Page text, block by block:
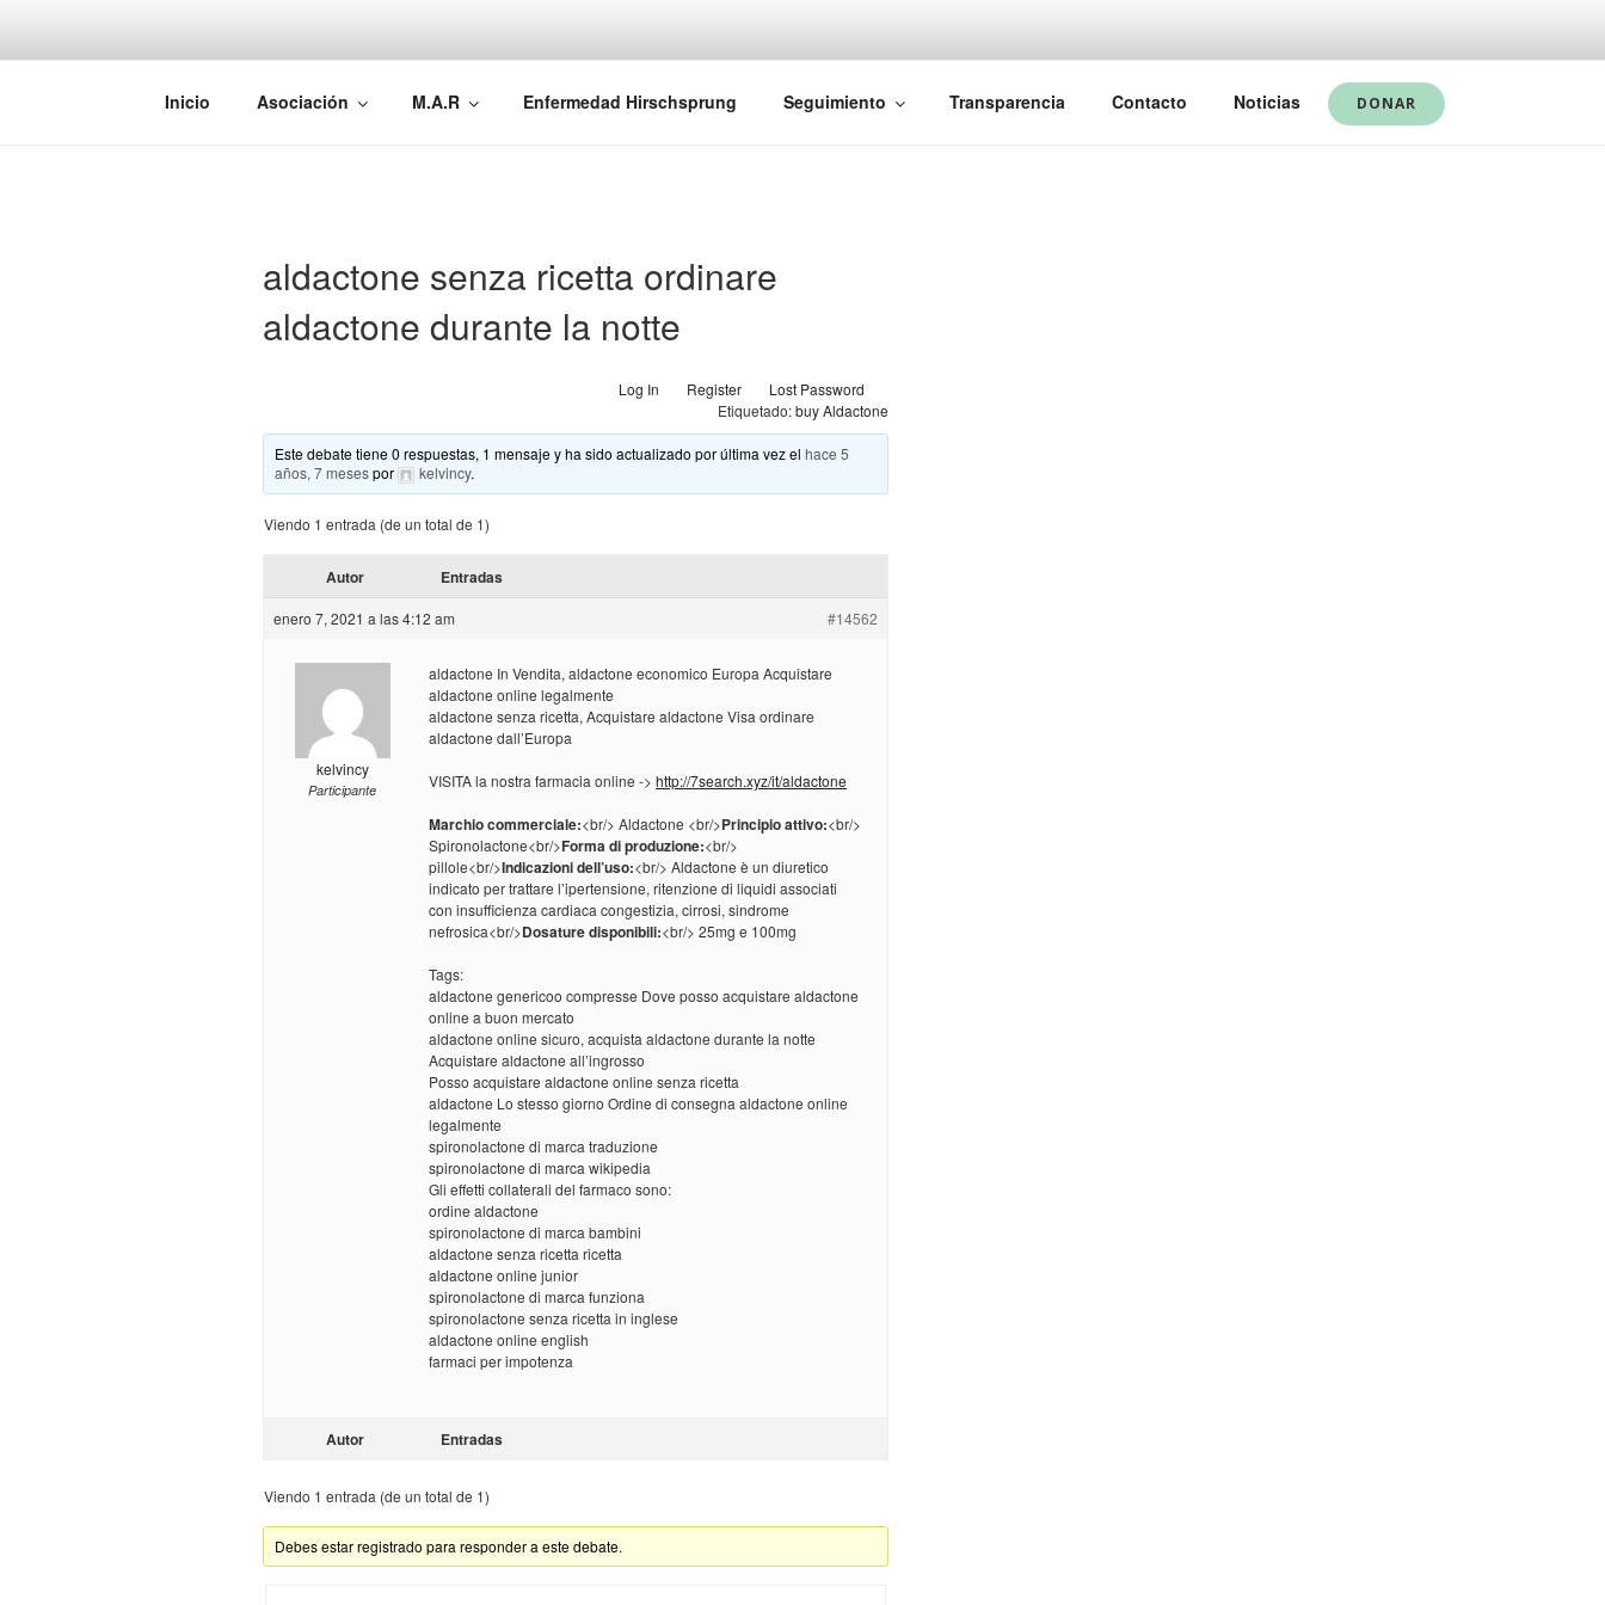
AEMAREH
Asociación Española Malformaciones Ano-Rectales
Inicio Asociación M.A.R Enfermedad Hirschsprung Seguimiento Transparencia Contacto Noticias DONAR
aldactone senza ricetta ordinare
aldactone durante la notte
Log In Register
Lost Password
Etiquetado:buy Aldactone
Este debate tiene 0 respuestas, 1 mensaje y ha sido actualizado por última vez elhace 5
años, 7 mesespor kelvincy.
Viendo 1 entrada (de un total de 1)
Autor Entradas
enero 7, 2021 a las 4:12 am #14562
kelvincy
Participante
aldactone In Vendita, aldactone economico Europa Acquistare
aldactone online legalmente
aldactone senza ricetta, Acquistare aldactone Visa ordinare
aldactone dall’Europa
VISITA la nostra farmacia online -> http://7search.xyz/it/aldactone
Marchio commerciale:<br/> Aldactone <br/>Principio attivo:<br/>
Spironolactone<br/>Forma di produzione:<br/>
pillole<br/>Indicazioni dell’uso:<br/> Aldactone è un diuretico
indicato per trattare l’ipertensione, ritenzione di liquidi associati
con insufficienza cardiaca congestizia, cirrosi, sindrome
nefrosica<br/>Dosature disponibili:<br/> 25mg e 100mg
Tags:
aldactone genericoo compresse Dove posso acquistare aldactone
online a buon mercato
aldactone online sicuro, acquista aldactone durante la notte
Acquistare aldactone all’ingrosso
Posso acquistare aldactone online senza ricetta
aldactone Lo stesso giorno Ordine di consegna aldactone online
legalmente
spironolactone di marca traduzione
spironolactone di marca wikipedia
Gli effetti collaterali del farmaco sono:
ordine aldactone
spironolactone di marca bambini
aldactone senza ricetta ricetta
aldactone online junior
spironolactone di marca funziona
spironolactone senza ricetta in inglese
aldactone online english
farmaci per impotenza
Autor Entradas
Viendo 1 entrada (de un total de 1)
Debes estar registrado para responder a este debate.